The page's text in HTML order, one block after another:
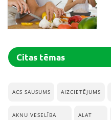
Citas tēmas
ACS SAUSUMS AIZCIETĒJUMS
AKNU VESELĪBA ALAT